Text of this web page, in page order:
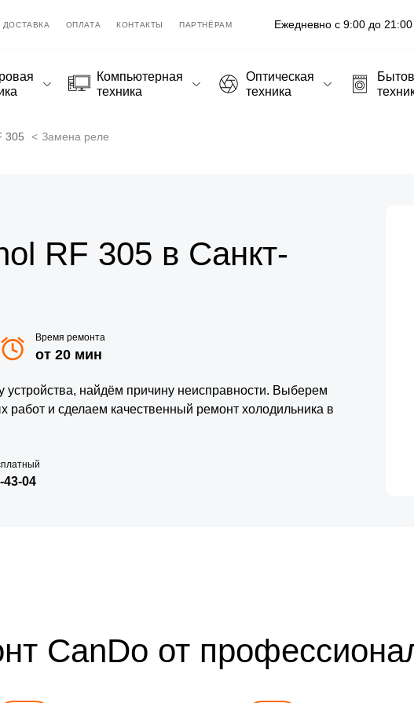
ДОСТАВКА ОПЛАТА КОНТАКТЫ ПАРТНЁРАМ Ежедневно с 9:00 до 21:00
Компьютерная
техника
Оптическая
техника
305 Замена реле
RF 305 в Санкт-
Время ремонта
от 20 мин
устройства, найдём причину неисправности. Выберем
и сделаем качественный ремонт холодильника в
43-04
CanDo от